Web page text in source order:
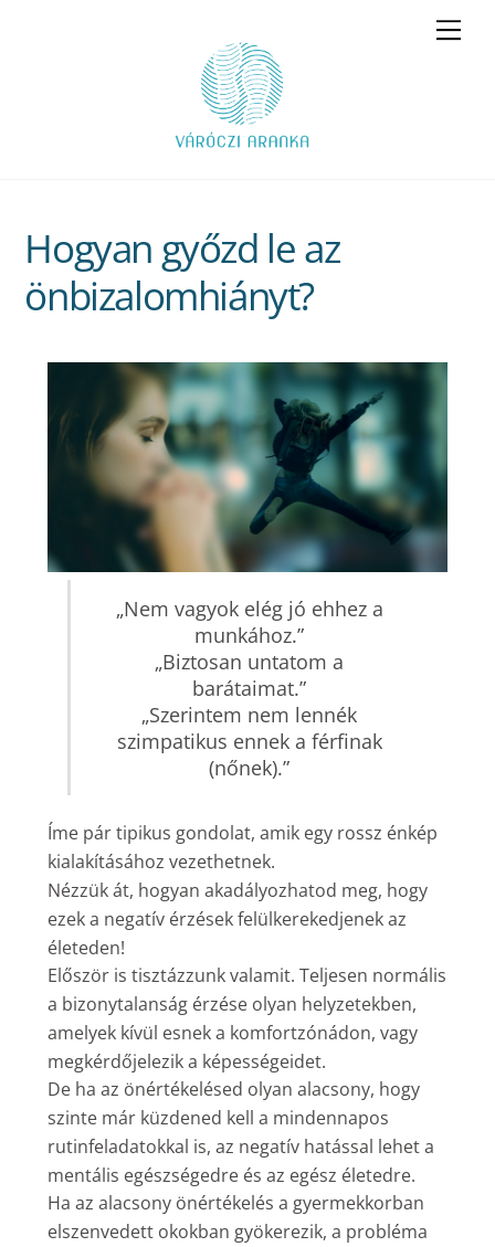
Hogyan győzd le az
önbizalomhiányt?
„Nem vagyok elég jó ehhez a
munkához.”
„Biztosan untatom a
barátaimat.”
„Szerintem nem lennék
szimpatikus ennek a férfinak
(nőnek).”
Íme pár tipikus gondolat, amik egy rossz énkép
kialakításához vezethetnek.
Nézzük át, hogyan akadályozhatod meg, hogy
ezek a negatív érzések felülkerekedjenek az
életeden!
Először is tisztázzunk valamit. Teljesen normális
a bizonytalanság érzése olyan helyzetekben,
amelyek kívül esnek a komfortzónádon, vagy
megkérdőjelezik a képességeidet.
De ha az önértékelésed olyan alacsony, hogy
szinte már küzdened kell a mindennapos
rutinfeladatokkal is, az negatív hatással lehet a
mentális egészségedre és az egész életedre.
Ha az alacsony önértékelés a gyermekkorban
elszenvedett okokban gyökerezik, a probléma